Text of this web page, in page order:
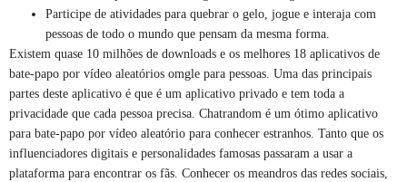
Participe de atividades para quebrar o gelo, jogue e interaja com
pessoas de todo o mundo que pensam da mesma forma.
Existem quase 10 milhões de downloads e os melhores 18 aplicativos de
bate-papo por vídeo aleatórios omgle para pessoas. Uma das principais
partes deste aplicativo é que é um aplicativo privado e tem toda a
privacidade que cada pessoa precisa. Chatrandom é um ótimo aplicativo
para bate-papo por vídeo aleatório para conhecer estranhos. Tanto que os
influenciadores digitais e personalidades famosas passaram a usar a
plataforma para encontrar os fãs. Conhecer os meandros das redes sociais,